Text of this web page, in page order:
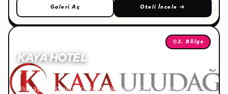
Galeri Aç Oteli İncele →
2. Bölge
KAYA HOTEL
🌐
Uludağ 2. bölgede piste direkt çıkışlı Kaya Hotel, her şey